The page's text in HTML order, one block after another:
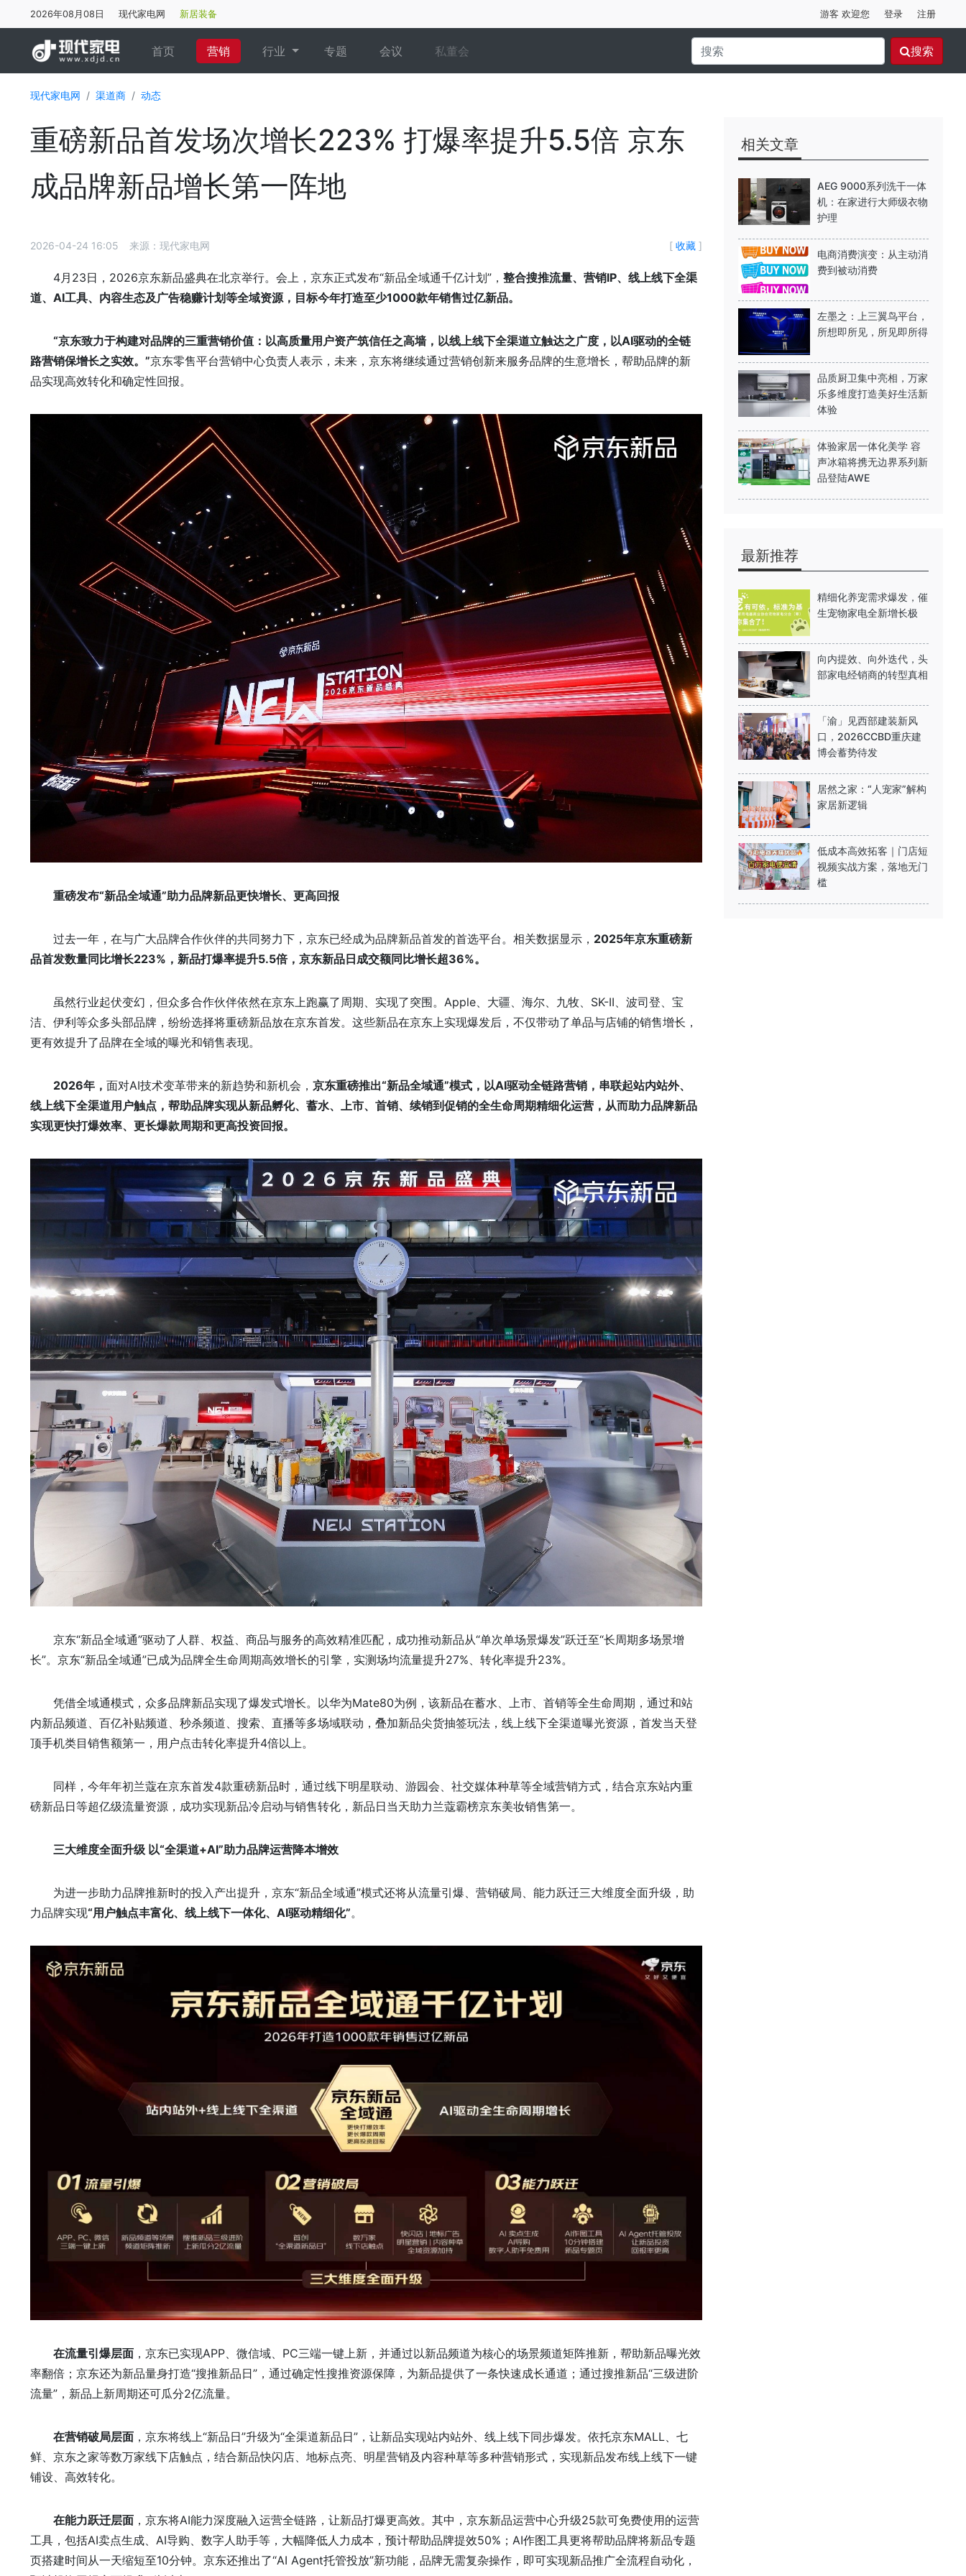
2026年08月08日 现代家电网 新居装备 游客 欢迎您 登录 注册
首页(current)
营销 行业 专题 会议 私董会 搜索
现代家电网 渠道商 动态
重磅新品首发场次增长223% 打爆率提升5.5倍 京东
成品牌新品增长第一阵地
2026-04-24 16:05 来源：现代家电网 [ 收藏]
4月23日，2026京东新品盛典在北京举行。会上，京东正式发布“新品全域通千亿计划”， 整合搜推流量、营销IP、线上线下全渠
道、AI工具、内容生态及广告稳赚计划等全域资源， 目标今年打造至少1000款年销售过亿新品。
“京东致力于构建对品牌的三重营销价值：以高质量用户资产筑信任之高墙，以线上线下全渠道立触达之广度，以AI驱动的全链
路营销保增长之实效。 ”京东零售平台营销中心负责人表示，未来，京东将继续通过营销创新来服务品牌的生意增长，帮助品牌的新
品实现高效转化和确定性回报。
重磅发布“新品全域通”助力品牌新品更快增长、更高回报
过去一年，在与广大品牌合作伙伴的共同努力下，京东已经成为品牌新品首发的首选平台。相关数据显示， 2025年京东重磅新
品首发数量同比增长223%，新品打爆率提升5.5倍，京东新品日成交额同比增长超36%。
虽然行业起伏变幻，但众多合作伙伴依然在京东上跑赢了周期、实现了突围。Apple、大疆、海尔、九牧、SK-II、波司登、宝
洁、伊利等众多头部品牌，纷纷选择将重磅新品放在京东首发。这些新品在京东上实现爆发后，不仅带动了单品与店铺的销售增长，
更有效提升了品牌在全域的曝光和销售表现。
2026年， 面对AI技术变革带来的新趋势和新机会， 京东重磅推出“新品全域通”模式， 以AI驱动全链路营销，串联起站内站外、
线上线下全渠道用户触点， 帮助品牌实现从新品孵化、蓄水、上市、首销、续销到促销的全生命周期精细化运营，从而助力品牌新品
实现更快打爆效率、更长爆款周期和更高投资回报。
京东“新品全域通”驱动了人群、权益、商品与服务的高效精准匹配，成功推动新品从“单次单场景爆发”跃迁至“长周期多场景增
长”。京东“新品全域通”已成为品牌全生命周期高效增长的引擎，实测场均流量提升27%、转化率提升23%。
凭借全域通模式，众多品牌新品实现了爆发式增长。以华为Mate80为例，该新品在蓄水、上市、首销等全生命周期，通过和站
内新品频道、百亿补贴频道、秒杀频道、搜索、直播等多场域联动，叠加新品尖货抽签玩法，线上线下全渠道曝光资源，首发当天登
顶手机类目销售额第一，用户点击转化率提升4倍以上。
同样，今年年初兰蔻在京东首发4款重磅新品时，通过线下明星联动、游园会、社交媒体种草等全域营销方式，结合京东站内重
磅新品日等超亿级流量资源，成功实现新品冷启动与销售转化，新品日当天助力兰蔻霸榜京东美妆销售第一。
三大维度全面升级 以“全渠道+AI”助力品牌运营降本增效
为进一步助力品牌推新时的投入产出提升，京东“新品全域通”模式还将从流量引爆、营销破局、能力跃迁三大维度全面升级，助
力品牌实现“用户触点丰富化、线上线下一体化、AI驱动精细化”。
在流量引爆层面 ，京东已实现APP、微信域、PC三端一键上新，并通过以新品频道为核心的场景频道矩阵推新，帮助新品曝光效
率翻倍；京东还为新品量身打造“搜推新品日”，通过确定性搜推资源保障，为新品提供了一条快速成长通道；通过搜推新品“三级进阶
流量”，新品上新周期还可瓜分2亿流量。
在营销破局层面 ，京东将线上“新品日”升级为“全渠道新品日”，让新品实现站内站外、线上线下同步爆发。依托京东MALL、七
鲜、京东之家等数万家线下店触点，结合新品快闪店、地标点亮、明星营销及内容种草等多种营销形式，实现新品发布线上线下一键
铺设、高效转化。
在能力跃迁层面 ，京东将AI能力深度融入运营全链路，让新品打爆更高效。其中，京东新品运营中心升级25款可免费使用的运营
工具，包括AI卖点生成、AI导购、数字人助手等，大幅降低人力成本，预计帮助品牌提效50%；AI作图工具更将帮助品牌将新品专题
页搭建时间从一天缩短至10分钟。京东还推出了“AI Agent托管投放”新功能，品牌无需复杂操作，即可实现新品推广全流程自动化，
相关文章
AEG 9000系列洗干一体
机：在家进行大师级衣物
护理
电商消费演变：从主动消
费到被动消费
左墨之：上三翼鸟平台，
所想即所见，所见即所得
品质厨卫集中亮相，万家
乐多维度打造美好生活新
体验​
体验家居一体化美学 容
声冰箱将携无边界系列新
品登陆AWE
最新推荐
精细化养宠需求爆发，催
生宠物家电全新增长极
向内提效、向外迭代，头
部家电经销商的转型真相
「渝」见西部建装新风
口，2026CCBD重庆建
博会蓄势待发
居然之家：“人宠家”解构
家居新逻辑
低成本高效拓客｜门店短
视频实战方案，落地无门
槛